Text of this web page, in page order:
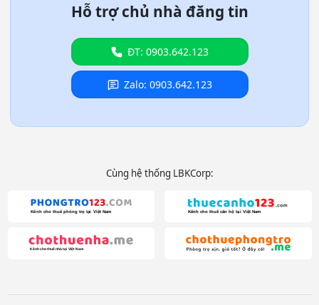
Hỗ trợ chủ nhà đăng tin
ĐT: 0903.642.123
Zalo: 0903.642.123
Cùng hệ thống LBKCorp: